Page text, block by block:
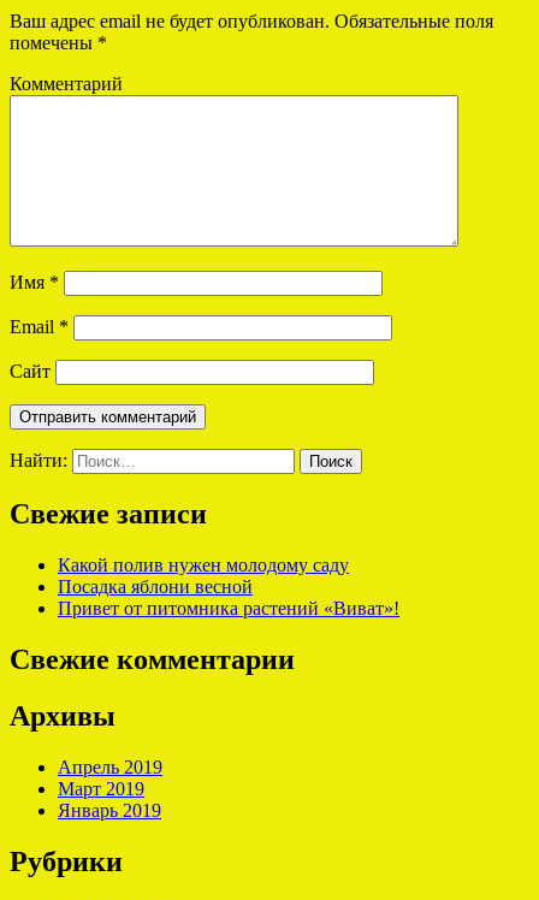
Ваш адрес email не будет опубликован. Обязательные поля
помечены *
Комментарий
Имя *
Email *
Сайт
Найти:
Свежие записи
Какой полив нужен молодому саду
Посадка яблони весной
Привет от питомника растений «Виват»!
Свежие комментарии
Архивы
Апрель 2019
Март 2019
Январь 2019
Рубрики